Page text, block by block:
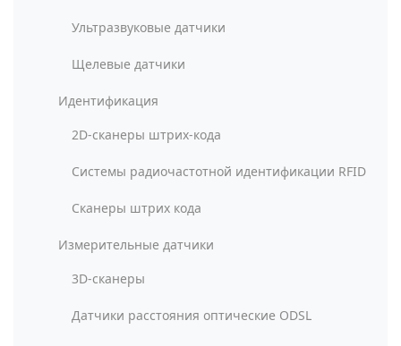
Ультразвуковые датчики
Щелевые датчики
Идентификация
2D-сканеры штрих-кода
Системы радиочастотной идентификации RFID
Сканеры штрих кода
Измерительные датчики
3D-сканеры
Датчики расстояния оптические ODSL